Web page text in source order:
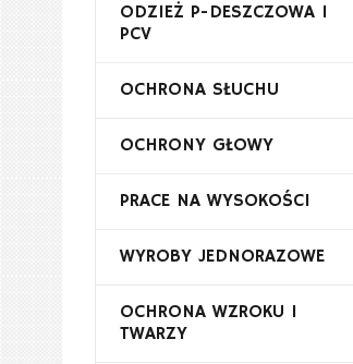
ODZIEŻ P-DESZCZOWA I
PCV
OCHRONA SŁUCHU
OCHRONY GŁOWY
PRACE NA WYSOKOŚCI
WYROBY JEDNORAZOWE
OCHRONA WZROKU I
TWARZY